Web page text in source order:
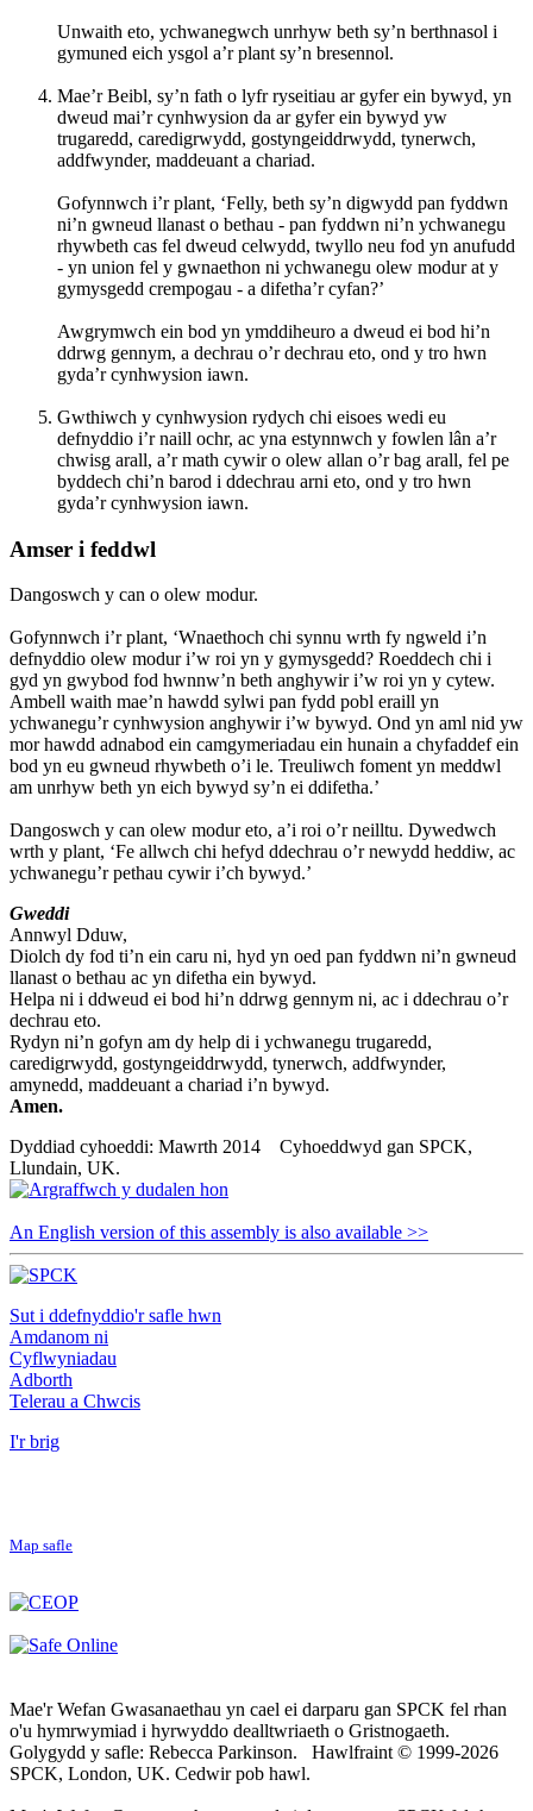
Unwaith eto, ychwanegwch unrhyw beth sy’n berthnasol i
gymuned eich ysgol a’r plant sy’n bresennol.
Mae’r Beibl, sy’n fath o lyfr ryseitiau ar gyfer ein bywyd, yn
dweud mai’r cynhwysion da ar gyfer ein bywyd yw
trugaredd, caredigrwydd, gostyngeiddrwydd, tynerwch,
addfwynder, maddeuant a chariad.
Gofynnwch i’r plant, ‘Felly, beth sy’n digwydd pan fyddwn
ni’n gwneud llanast o bethau - pan fyddwn ni’n ychwanegu
rhywbeth cas fel dweud celwydd, twyllo neu fod yn anufudd
- yn union fel y gwnaethon ni ychwanegu olew modur at y
gymysgedd crempogau - a difetha’r cyfan?’
Awgrymwch ein bod yn ymddiheuro a dweud ei bod hi’n
ddrwg gennym, a dechrau o’r dechrau eto, ond y tro hwn
gyda’r cynhwysion iawn.
Gwthiwch y cynhwysion rydych chi eisoes wedi eu
defnyddio i’r naill ochr, ac yna estynnwch y fowlen lân a’r
chwisg arall, a’r math cywir o olew allan o’r bag arall, fel pe
byddech chi’n barod i ddechrau arni eto, ond y tro hwn
gyda’r cynhwysion iawn.
Amser i feddwl
Dangoswch y can o olew modur.
Gofynnwch i’r plant, ‘Wnaethoch chi synnu wrth fy ngweld i’n
defnyddio olew modur i’w roi yn y gymysgedd? Roeddech chi i
gyd yn gwybod fod hwnnw’n beth anghywir i’w roi yn y cytew.
Ambell waith mae’n hawdd sylwi pan fydd pobl eraill yn
ychwanegu’r cynhwysion anghywir i’w bywyd. Ond yn aml nid yw
mor hawdd adnabod ein camgymeriadau ein hunain a chyfaddef ein
bod yn eu gwneud rhywbeth o’i le. Treuliwch foment yn meddwl
am unrhyw beth yn eich bywyd sy’n ei ddifetha.’
Dangoswch y can olew modur eto, a’i roi o’r neilltu. Dywedwch
wrth y plant, ‘Fe allwch chi hefyd ddechrau o’r newydd heddiw, ac
ychwanegu’r pethau cywir i’ch bywyd.’
Gweddi
Annwyl Dduw,
Diolch dy fod ti’n ein caru ni, hyd yn oed pan fyddwn ni’n gwneud
llanast o bethau ac yn difetha ein bywyd.
Helpa ni i ddweud ei bod hi’n ddrwg gennym ni, ac i ddechrau o’r
dechrau eto.
Rydyn ni’n gofyn am dy help di i ychwanegu trugaredd,
caredigrwydd, gostyngeiddrwydd, tynerwch, addfwynder,
amynedd, maddeuant a chariad i’n bywyd.
Amen.
Dyddiad cyhoeddi: Mawrth 2014 Cyhoeddwyd gan SPCK,
Llundain, UK.
An English version of this assembly is also available >>
Sut i ddefnyddio'r safle hwn
Amdanom ni
Cyflwyniadau
Adborth
Telerau a Chwcis
I'r brig
Map safle
Mae'r Wefan Gwasanaethau yn cael ei darparu gan SPCK fel rhan
o'u hymrwymiad i hyrwyddo dealltwriaeth o Gristnogaeth.
Golygydd y safle: Rebecca Parkinson. Hawlfraint © 1999-2026
SPCK, London, UK. Cedwir pob hawl.